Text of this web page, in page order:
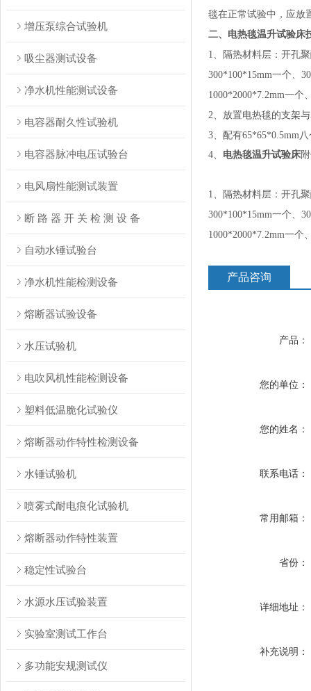
增压泵综合试验机
吸尘器测试设备
净水机性能测试设备
电容器耐久性试验机
电容器脉冲电压试验台
电风扇性能测试装置
断 路 器 开 关 检 测 设 备
自动水锤试验台
净水机性能检测设备
熔断器试验设备
水压试验机
电吹风机性能检测设备
塑料低温脆化试验仪
熔断器动作特性检测设备
水锤试验机
喷雾式耐电痕化试验机
熔断器动作特性装置
稳定性试验台
水源水压试验装置
实验室测试工作台
多功能安规测试仪
毯在正常试验中，应放
二、 电热毯温升试验床
1、隔热材料层：开孔
300*100*15mm一个、
1000*2000*7.2mm一个
2、放置电热毯的支架
3、配有65*65*0.5mm
4、 电热毯温升试验床
1、隔热材料层：开孔
300*100*15mm一个、
1000*2000*7.2mm一个
产品咨询
产品：
您的单位：
您的姓名：
联系电话：
常用邮箱：
省份：
详细地址：
补充说明：